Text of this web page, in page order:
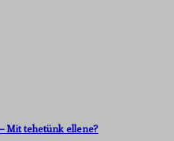
Mit tehetünk ellene?